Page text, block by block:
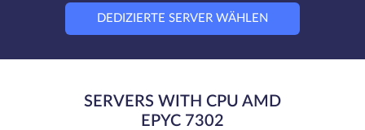
DEDIZIERTE SERVER WÄHLEN
SERVERS WITH CPU AMD
EPYC 7302